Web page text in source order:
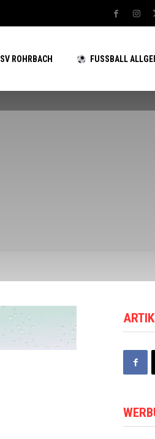
SV ROHRBACH FUSSBALL